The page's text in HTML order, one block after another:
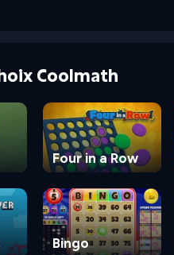
Coolmath
Four in a Row
Bingo